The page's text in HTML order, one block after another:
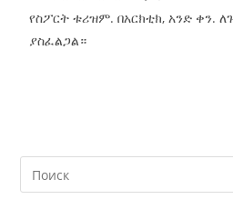
የስፖርት ቱሪዝም. በአርክቲክ, አንድ ቀን.
ያስፈልጋል።